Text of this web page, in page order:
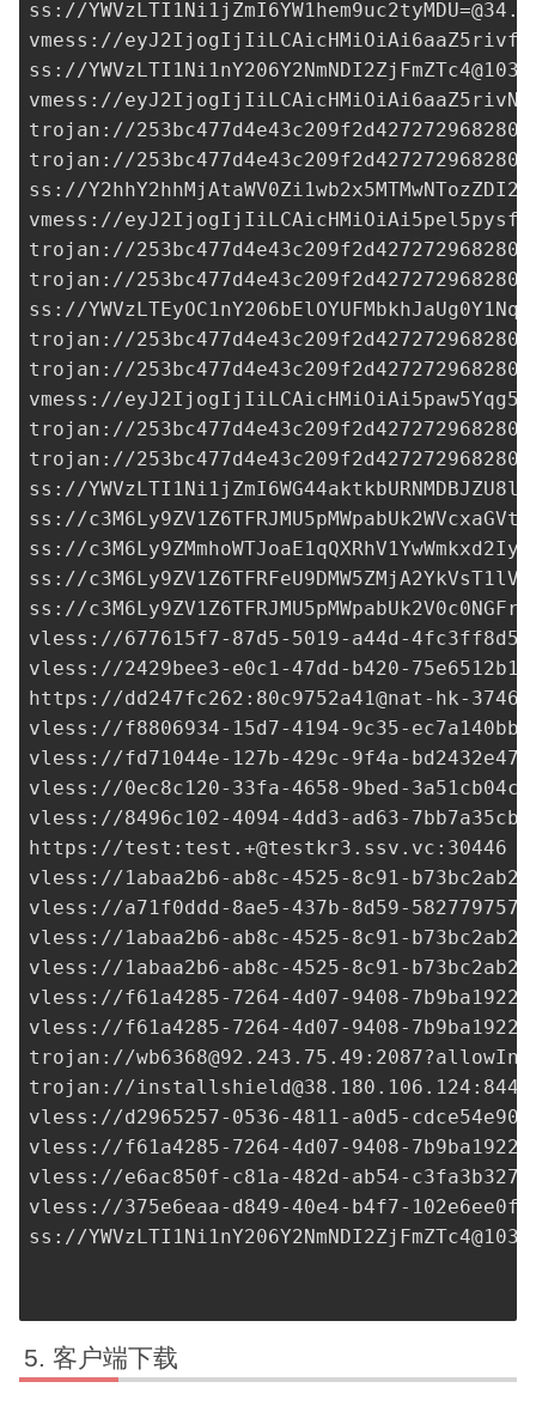
ss://
vmess://
ss://
vmess://
trojan://
trojan://
ss://
vmess://
trojan://
trojan://
ss://
trojan://
trojan://
vmess://
trojan://
trojan://
ss://
ss://
ss://
ss://
ss://
vless://677615f7-87d5-5019-a44d-
vless://2429bee3-e0c1-47dd-b420-
https://dd247fc262: 80c9752a41@nat-hk-
vless://f8806934-15d7-4194-9c35-
vless://fd71044e-127b-429c-9f4a-
vless://0ec8c120-33fa-4658-9bed-
vless://8496c102-4094-4dd3-ad63-
https://test: test.+@testkr3.ssv.vc :30446
vless://1abaa2b6-ab8c-4525-8c91-
vless://a71f0ddd-8ae5-437b-8d59-
vless://1abaa2b6-ab8c-4525-8c91-
vless://1abaa2b6-ab8c-4525-8c91-
vless://f61a4285-7264-4d07-9408-
vless://f61a4285-7264-4d07-9408-
trojan://wb6368@92.243.75.49
trojan://installshield@38.180.106.124
vless://d2965257-0536-4811-a0d5-
vless://f61a4285-7264-4d07-9408-
vless://e6ac850f-c81a-482d-ab54-
vless://375e6eaa-d849-40e4-b4f7-
ss://
客户端下载